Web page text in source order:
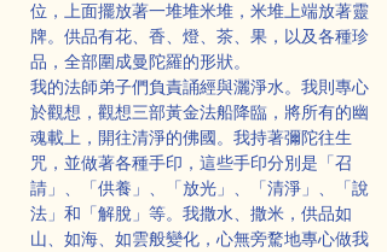
位，上面擺放著一堆堆米堆，米堆上端放著靈
牌。供品有花、香、燈、茶、果，以及各種珍
品，全部圍成曼陀羅的形狀。
我的法師弟子們負責誦經與灑淨水。我則專心
於觀想，觀想三部黃金法船降臨，將所有的幽
魂載上，開往清淨的佛國。我持著彌陀往生
咒，並做著各種手印，這些手印分別是「召
請」、「供養」、「放光」、「清淨」、「說
法」和「解脫」等。我撒水、撒米，供品如
山、如海、如雲般變化，心無旁騖地專心做我